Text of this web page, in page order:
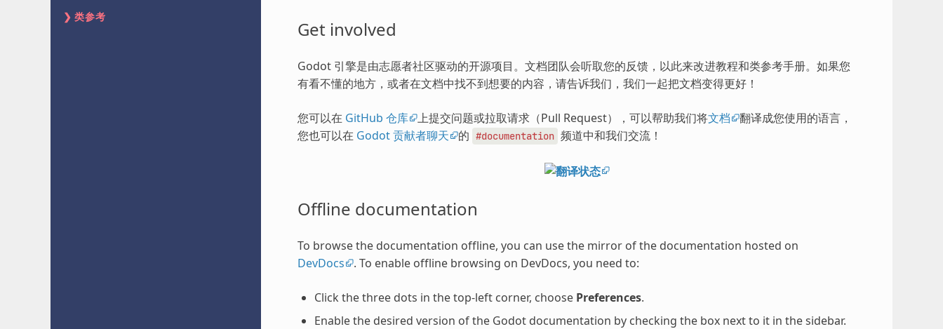
类参考
Get involved
Godot 引擎是由志愿者社区驱动的开源项目。文档团队会听取您的反馈，以此来改进教程和类参考手册。如果您
有看不懂的地方，或者在文档中找不到想要的内容，请告诉我们，我们一起把文档变得更好！
您可以在 GitHub 仓库 上提交问题或拉取请求（Pull Request），可以帮助我们将文档
翻译成您使用的语言，
您也可以在 Godot 贡献者聊天 的 #documentation 频道中和我们交流！
Offline documentation
To browse the documentation offline, you can use the mirror of the documentation hosted on
DevDocs
. To enable offline browsing on DevDocs, you need to:
Click the three dots in the top-left corner, choose Preferences.
Enable the desired version of the Godot documentation by checking the box next to it in the sidebar.